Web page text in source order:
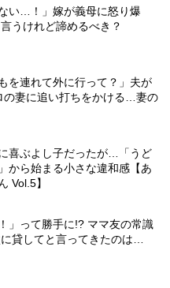
い…！」嫁が義母に怒り爆
うけれど諦めるべき？
を連れて外に行って？」夫が
の妻に追い打ちをかける…妻の
喜ぶよし子だったが…「うど
から始まる小さな違和感【あ
Vol.5】
」って勝手に!? ママ友の常識
貸してと言ってきたのは…